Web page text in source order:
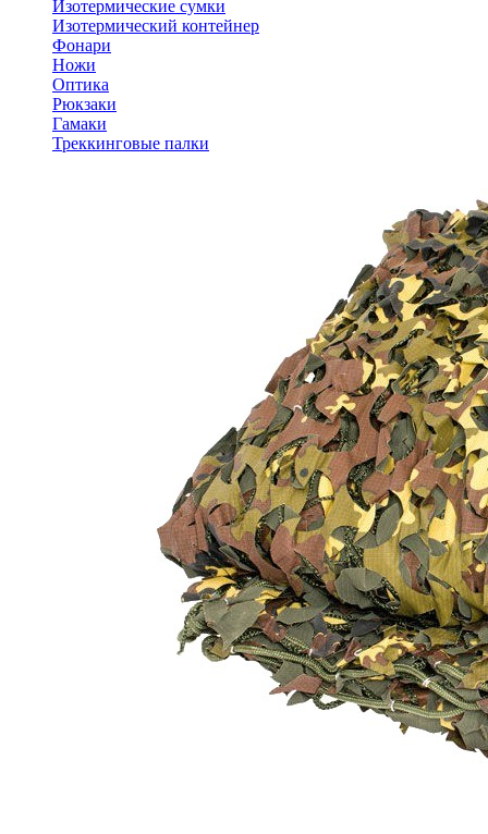
Изотермические сумки
Изотермический контейнер
Фонари
Ножи
Оптика
Рюкзаки
Гамаки
Треккинговые палки